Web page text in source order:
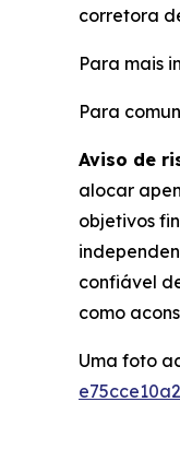
corretora
Para mais
Para
Aviso de
alocar
objetivos
confiável
como
Uma foto